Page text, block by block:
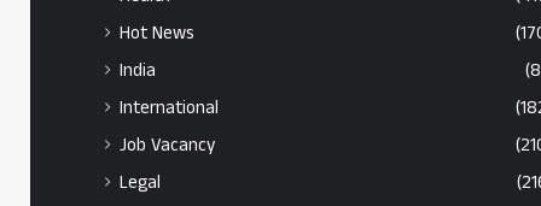
Hot News
India
International
Job Vacancy
Legal